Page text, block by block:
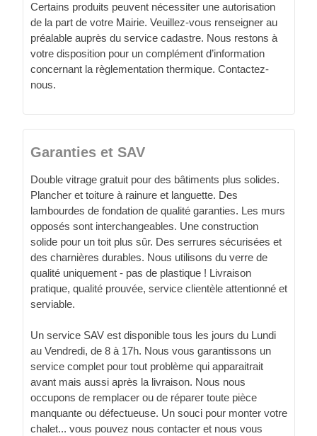
Certains produits peuvent nécessiter une autorisation
de la part de votre Mairie. Veuillez-vous renseigner au
préalable auprès du service cadastre. Nous restons à
votre disposition pour un complément d’information
concernant la règlementation thermique. Contactez-
nous.
Garanties et SAV
Double vitrage gratuit pour des bâtiments plus solides.
Plancher et toiture à rainure et languette. Des
lambourdes de fondation de qualité garanties. Les murs
opposés sont interchangeables. Une construction
solide pour un toit plus sûr. Des serrures sécurisées et
des charnières durables. Nous utilisons du verre de
qualité uniquement - pas de plastique ! Livraison
pratique, qualité prouvée, service clientèle attentionné et
serviable.
Un service SAV est disponible tous les jours du Lundi
au Vendredi, de 8 à 17h. Nous vous garantissons un
service complet pour tout problème qui apparaitrait
avant mais aussi après la livraison. Nous nous
occupons de remplacer ou de réparer toute pièce
manquante ou défectueuse. Un souci pour monter votre
chalet... vous pouvez nous contacter et nous vous